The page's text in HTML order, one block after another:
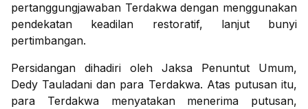
pertanggungjawaban Terdakwa dengan menggunakan
pendekatan keadilan restoratif, lanjut bunyi
pertimbangan.
Persidangan dihadiri oleh Jaksa Penuntut Umum,
Dedy Tauladani dan para Terdakwa. Atas putusan itu,
para Terdakwa menyatakan menerima putusan,